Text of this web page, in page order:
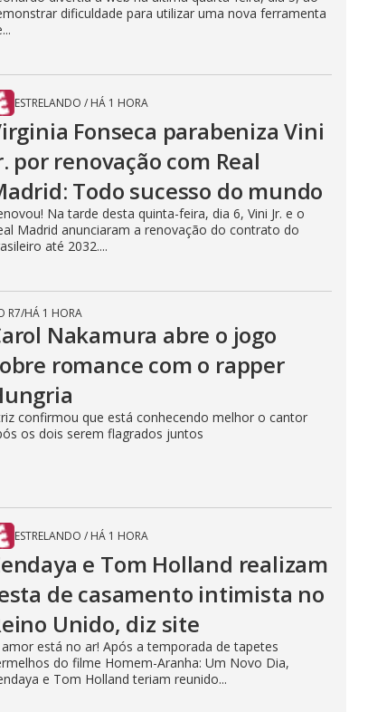
dificuldade para utilizar uma nova ferramenta
ESTRELANDO / HÁ 1 HORA
Fonseca parabeniza Vini
por renovação com Real
Todo sucesso do mundo
Na tarde desta quinta-feira, dia 6, Vini Jr. e o
Madrid anunciaram a renovação do contrato do
até 2032....
R7/HÁ 1 HORA
Nakamura abre o jogo
romance com o rapper
confirmou que está conhecendo melhor o cantor
os dois serem flagrados juntos
ESTRELANDO / HÁ 1 HORA
e Tom Holland realizam
de casamento intimista no
Unido, diz site
está no ar! Após a temporada de tapetes
do filme Homem-Aranha: Um Novo Dia,
e Tom Holland teriam reunido...